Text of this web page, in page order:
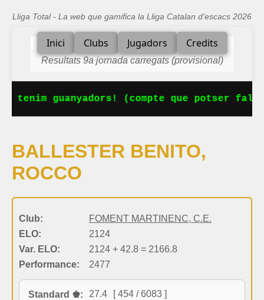
Lliga Total - La web que gamifica la Lliga Catalan d'escacs 2026
Inici Clubs Jugadors Credits
Resultats 9a jornada carregats (provisional)
tenim guanyadors! (compte que potser
BALLESTER BENITO,
ROCCO
Club:
FOMENT MARTINENC, C.E.
ELO:
2124
Var. ELO:
2124 + 42.8 = 2166.8
Performance:
2477
Standard ♚: 27.4
[ 454 / 6083 ]